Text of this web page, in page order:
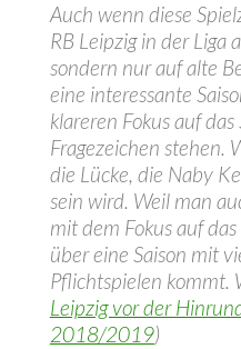
Auch wenn diese
RB Leipzig in der Liga
sondern nur auf alte
eine interessante
klareren Fokus auf
Fragezeichen stehen.
die Lücke, die Naby
sein wird. Weil man
mit dem Fokus auf
über eine Saison mit
Pflichtspielen kommt.
Leipzig vor der
2018/2019)